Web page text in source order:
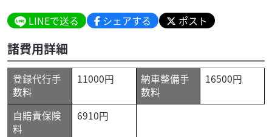
LINEで送る
シェアする ポスト
諸費用詳細
登録代行手
数料
11000円
納車整備手
数料
16500円
自賠責保険
料
6910円